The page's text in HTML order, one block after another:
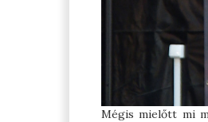
Mégis mielőtt mi